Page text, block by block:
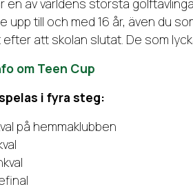
upp till och med 16 år, även du
att skolan slutat. De som
om Teen Cup
i fyra steg:
på hemmaklubben